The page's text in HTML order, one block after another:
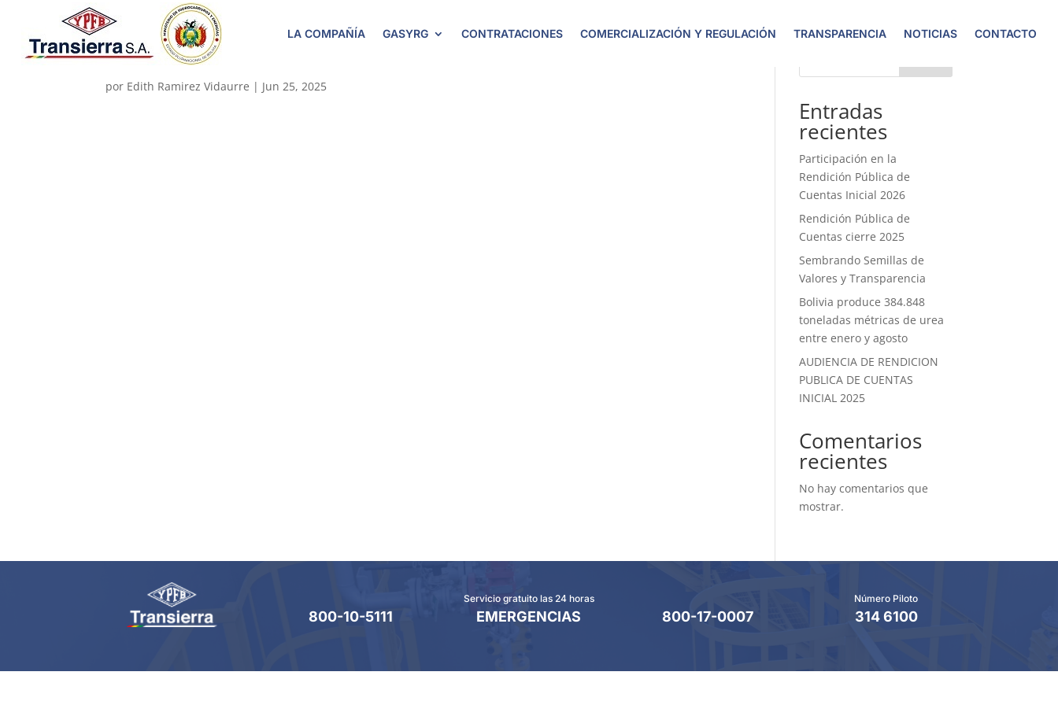
LA COMPAÑÍA GASYRG CONTRATACIONES COMERCIALIZACIÓN Y REGULACIÓN TRANSPARENCIA NOTICIAS CONTACTO
5000005214
por Edith Ramirez Vidaurre | Jun 25, 2025
Entradas
recientes
Participación en la
Rendición Pública de
Cuentas Inicial 2026
Rendición Pública de
Cuentas cierre 2025
Sembrando Semillas de
Valores y Transparencia
Bolivia produce 384.848
toneladas métricas de urea
entre enero y agosto
AUDIENCIA DE RENDICION
PUBLICA DE CUENTAS
INICIAL 2025
Comentarios
recientes
No hay comentarios que
mostrar.
800-10-5111
Servicio gratuito las 24 horas
EMERGENCIAS 800-17-0007
Número Piloto
314 6100